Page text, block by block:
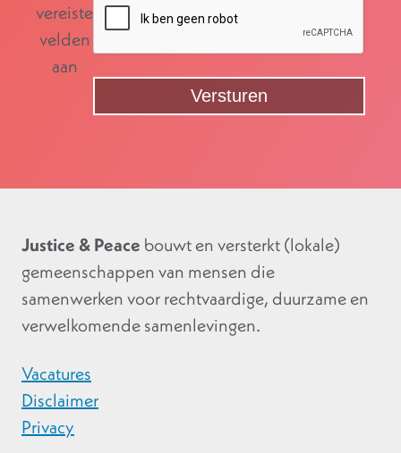
vereiste
velden
aan
Justice & Peace bouwt en versterkt (lokale)
gemeenschappen van mensen die
samenwerken voor rechtvaardige, duurzame en
verwelkomende samenlevingen.
Vacatures
Disclaimer
Privacy